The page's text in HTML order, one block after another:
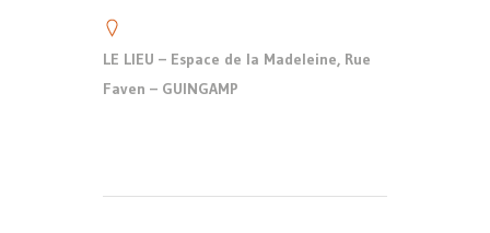
LE LIEU – Espace de la Madeleine, Rue
Faven – GUINGAMP